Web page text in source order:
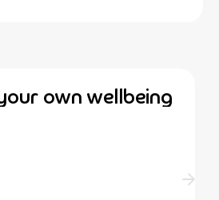
own wellbeing